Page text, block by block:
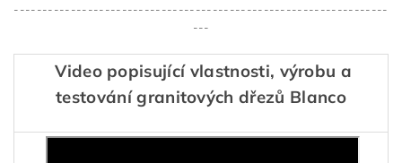
------------------------------------------------------------------
---
Video popisující vlastnosti, výrobu a
testování granitových dřezů Blanco